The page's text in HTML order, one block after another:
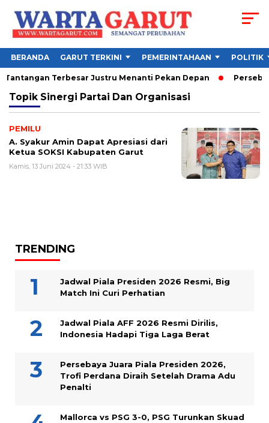
BERANDA GARUT TERKINI PEMERINTAHAAN POLITIK
Terbesar Justru Menanti Pekan Depan
Topik Sinergi Partai Dan Organisasi
PEMILU
A. Syakur Amin Dapat Apresiasi dari
Ketua SOKSI Kabupaten Garut
Kamis, 13 Juni 2024 - 21:33 WIB
TRENDING
Jadwal Piala Presiden 2026 Resmi, Big
Match Ini Curi Perhatian
Jadwal Piala AFF 2026 Resmi Dirilis,
Indonesia Hadapi Tiga Laga Berat
Persebaya Juara Piala Presiden 2026,
Trofi Perdana Diraih Setelah Drama Adu
Penalti
Mallorca vs PSG 3-0, PSG Turunkan Skuad